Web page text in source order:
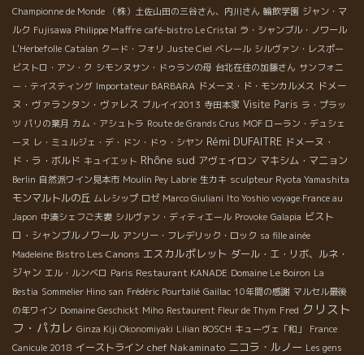
Championne de Monde
（株）土佐山田の三谷さん、内川さん 輪飲学園 ジャン・マ
ルク Fujisawa Philippe Maffre café-bistro Le Cristal ラ・シャンブル・ノワール
L'Herbefolle Catalan クード・フォリ Juste Ciel ベレール シルヴァン・レスポー
ビストロ・アン・ク シモンヌサン・ドゥランの母 台北在住の加藤さん サンフォニ
ー・テイスティング Importateur BARBARA ドメーヌ・ド・モンカルメス ドメー
ヌ・ヴァランタン・ヴァレス ブルイイ2013 寺田本家 Visite Paris ラ・プラッ
ツ パリの葉月 カム・アシュトラ Route de Grands Crus MOF ローラン・デュシェ
ーヌ レ・ミュルジェ・デ・ドン・ドゥ・シヤン Rémi DUFAITRE ドメーヌ・
ド・ラ・ボルド キュイエット Rhône sud アヴェイロン マキシム・マニョン
Berlin 自然派ワイン見本市 Moulin Pey Labrie 生カキ sculpteur Ryota Yamashita
モンマルトルの丘 ムレシップ ロゼ Marco Giuliani Ito Yoshio voyage France au
Japon 中湊シェフご夫妻 シルヴァン・ディティエール Provoke Galapia ビスト
ロ・シャンブルノワール アンリー・フレデリック・ロック sa fille ainée
Madeleine Bistro Les Canons エスカルポレット ダール・エ・リボ、ルネ・
ジャン エル・ルンベロ Paris Restaurant KANADE Domaine Le Boiron La
Bestia Sommelier Hino san Frédéric Pourtalié Gaillac 10年間の感謝 マルセル最後
の年ワイン Domaine Geschickt Miho Restaurent Fleur de Thym Fred クリスト
フ・パカレ Ginza Kiji Okonomiyaki Lilian BOSCH キューヴェ「和」
France
Canicule 2018 イーストライン chef Nakaminato ニコラ・ルノー Les gens